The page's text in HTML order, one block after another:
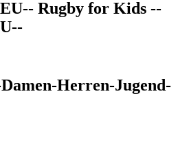
Rugby for Kids --
Herren-Jugend-